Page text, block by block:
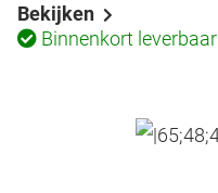
Bekijken
Binnenkort leverbaar